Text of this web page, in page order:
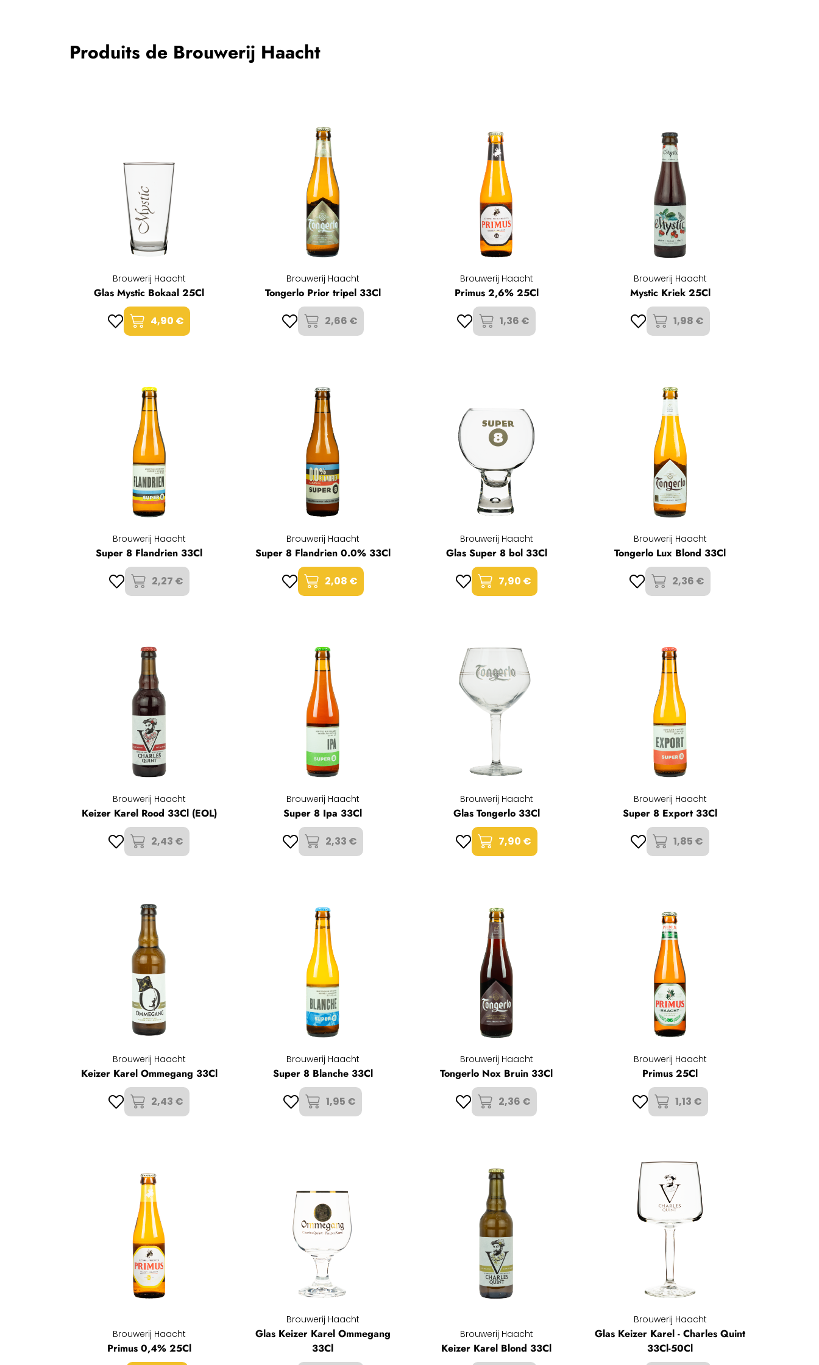
Produits de Brouwerij Haacht
Brouwerij Haacht
Glas Mystic Bokaal 25Cl
4,90 €
Brouwerij Haacht
Tongerlo Prior tripel 33Cl
2,66 €
Brouwerij Haacht
Primus 2,6% 25Cl
1,36 €
Brouwerij Haacht
Mystic Kriek 25Cl
1,98 €
Brouwerij Haacht
Super 8 Flandrien 33Cl
2,27 €
Brouwerij Haacht
Super 8 Flandrien 0.0% 33Cl
2,08 €
Brouwerij Haacht
Glas Super 8 bol 33Cl
7,90 €
Brouwerij Haacht
Tongerlo Lux Blond 33Cl
2,36 €
Brouwerij Haacht
Keizer Karel Rood 33Cl (EOL)
2,43 €
Brouwerij Haacht
Super 8 Ipa 33Cl
2,33 €
Brouwerij Haacht
Glas Tongerlo 33Cl
7,90 €
Brouwerij Haacht
Super 8 Export 33Cl
1,85 €
Brouwerij Haacht
Keizer Karel Ommegang 33Cl
2,43 €
Brouwerij Haacht
Super 8 Blanche 33Cl
1,95 €
Brouwerij Haacht
Tongerlo Nox Bruin 33Cl
2,36 €
Brouwerij Haacht
Primus 25Cl
1,13 €
Brouwerij Haacht
Primus 0,4% 25Cl
Brouwerij Haacht
Glas Keizer Karel Ommegang
33Cl
Brouwerij Haacht
Keizer Karel Blond 33Cl
Brouwerij Haacht
Glas Keizer Karel - Charles Quint
33Cl-50Cl